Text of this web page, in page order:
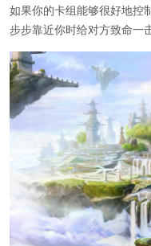
如果你的卡组能够很好地控
步步靠近你时给对方致命一